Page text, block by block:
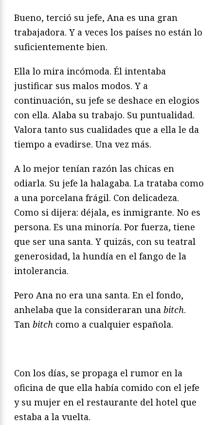
Bueno, terció su jefe, Ana es una gran
trabajadora. Y a veces los países no están lo
suficientemente bien.
Ella lo mira incómoda. Él intentaba
justificar sus malos modos. Y a
continuación, su jefe se deshace en elogios
con ella. Alaba su trabajo. Su puntualidad.
Valora tanto sus cualidades que a ella le da
tiempo a evadirse. Una vez más.
A lo mejor tenían razón las chicas en
odiarla. Su jefe la halagaba. La trataba como
a una porcelana frágil. Con delicadeza.
Como si dijera: déjala, es inmigrante. No es
persona. Es una minoría. Por fuerza, tiene
que ser una santa. Y quizás, con su teatral
generosidad, la hundía en el fango de la
intolerancia.
Pero Ana no era una santa. En el fondo,
anhelaba que la consideraran una bitch.
Tan bitch como a cualquier española.
Con los días, se propaga el rumor en la
oficina de que ella había comido con el jefe
y su mujer en el restaurante del hotel que
estaba a la vuelta.